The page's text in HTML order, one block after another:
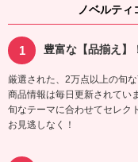
ノベルテ
豊富な【品揃え】
厳選された、2万点以上の旬
商品情報は毎日更新されてい
旬なテーマに合わせてセレク
お見逃しなく！